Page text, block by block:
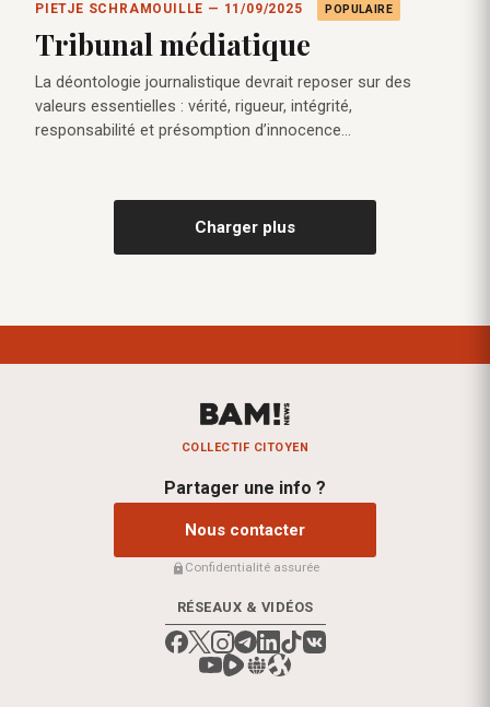
PIETJE SCHRAMOUILLE — 11/09/2025 POPULAIRE
Tribunal médiatique
La déontologie journalistique devrait reposer sur des
valeurs essentielles : vérité, rigueur, intégrité,
responsabilité et présomption d’innocence…
Charger plus
COLLECTIF CITOYEN
Partager une info ?
Nous contacter
Confidentialité assurée
RÉSEAUX & VIDÉOS